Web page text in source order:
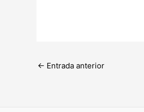
← Entrada anterior